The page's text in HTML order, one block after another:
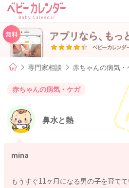
専門家相談 赤ちゃんの病気・
赤ちゃんの病気・ケガ
鼻水と熱
mina
もうすぐ11ヶ月になる男の子を育てて